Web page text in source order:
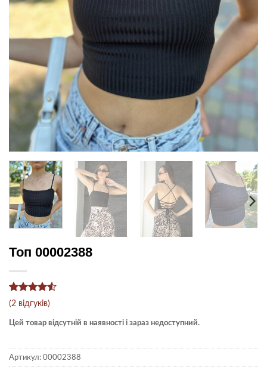
Топ 00002388
Рейтинг
4.5
з 5
на основі
опитування
2
(2 відгуків)
Цей товар відсутній в наявності і зараз недоступний.
Артикул: 00002388